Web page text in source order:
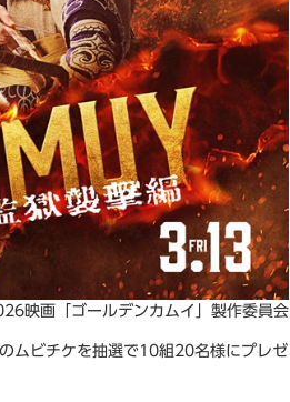
ンカムイ」製作委員会
ムビチケを抽選で10組20名様にプレゼ